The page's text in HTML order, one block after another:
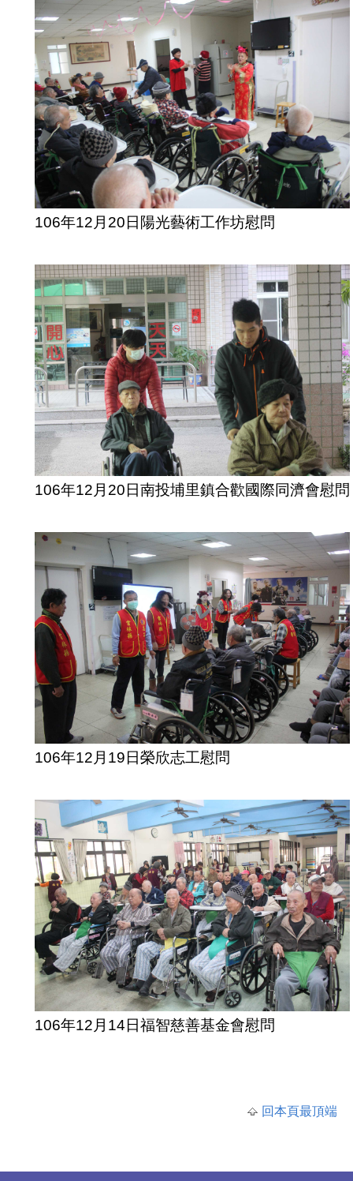
106年12月20日陽光藝術工作坊慰問
106年12月20日南投埔里鎮合歡國際同濟會慰問
106年12月19日榮欣志工慰問
106年12月14日福智慈善基金會慰問
回本頁最頂端